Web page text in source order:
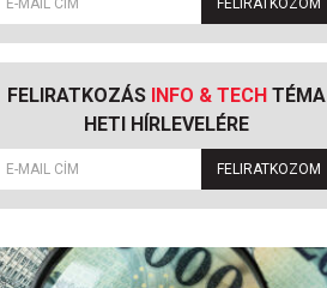
FELIRATKOZOM
FELIRATKOZÁS INFO & TECH TÉMA
HETI HÍRLEVELÉRE
FELIRATKOZOM